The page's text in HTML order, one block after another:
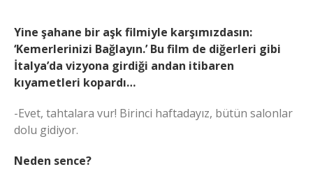
Yine şahane bir aşk filmiyle karşımızdasın:
‘Kemerlerinizi Bağlayın.’ Bu film de diğerleri gibi
İtalya’da vizyona girdiği andan itibaren
kıyametleri kopardı…
-Evet, tahtalara vur! Birinci haftadayız, bütün salonlar
dolu gidiyor.
Neden sence?